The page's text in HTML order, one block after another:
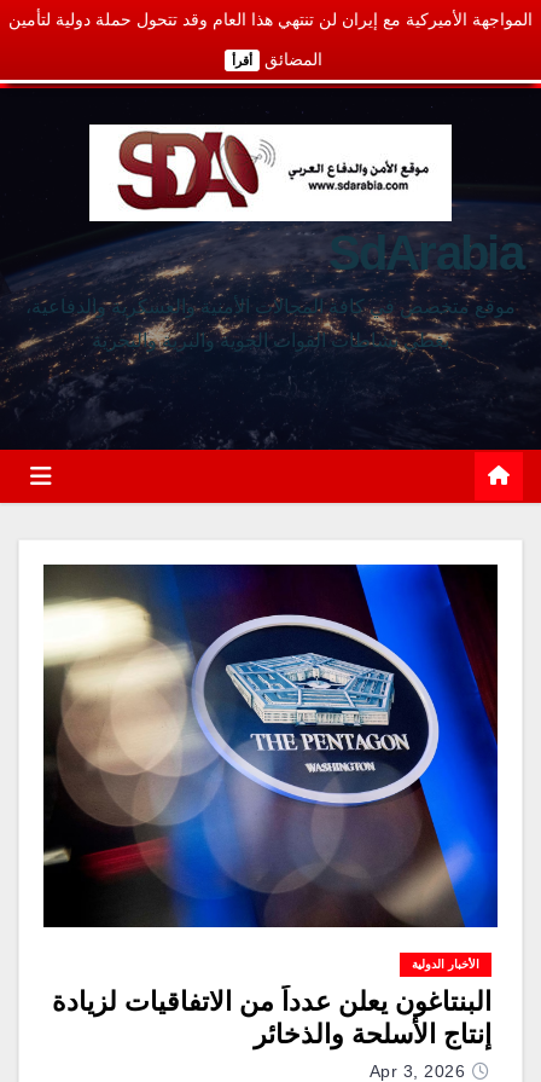
المواجهة الأميركية مع إيران لن تنتهي هذا العام وقد تتحول حملة دولية لتأمين
المضائق أقرأ
SdArabia
موقع متخصص في كافة المجالات الأمنية والعسكرية والدفاعية،
يغطي نشاطات القوات الجوية والبرية والبحرية
الأخبار الدولية
البنتاغون يعلن عدداً من الاتفاقيات لزيادة
إنتاج الأسلحة والذخائر
Apr 3, 2026